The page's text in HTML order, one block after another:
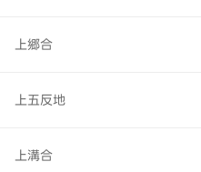
上郷合
上五反地
上溝合